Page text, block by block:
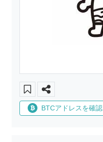
BTCアドレスを確認